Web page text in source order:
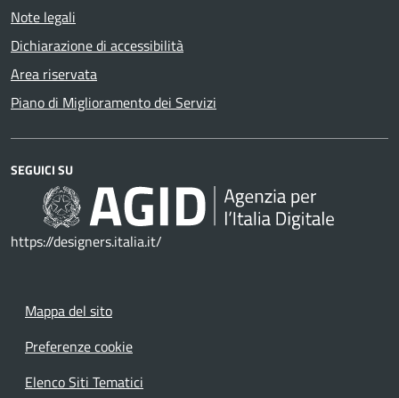
Note legali
Dichiarazione di accessibilità
Area riservata
Piano di Miglioramento dei Servizi
SEGUICI SU
https://designers.italia.it/
Mappa del sito
Preferenze cookie
Elenco Siti Tematici